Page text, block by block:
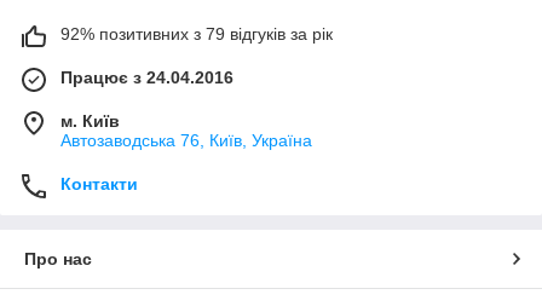
92% позитивних з 79 відгуків за рік
Працює з 24.04.2016
м. Київ
Автозаводська 76, Київ, Україна
Контакти
Про нас